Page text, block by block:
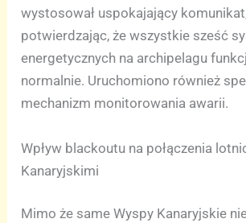
wystosował uspokajający
potwierdzając, że wszystkie sześć
energetycznych na archipelagu
normalnie. Uruchomiono również
mechanizm monitorowania awarii.
Wpływ blackoutu na połączenia
Kanaryjskimi
Mimo że same Wyspy Kanaryjskie